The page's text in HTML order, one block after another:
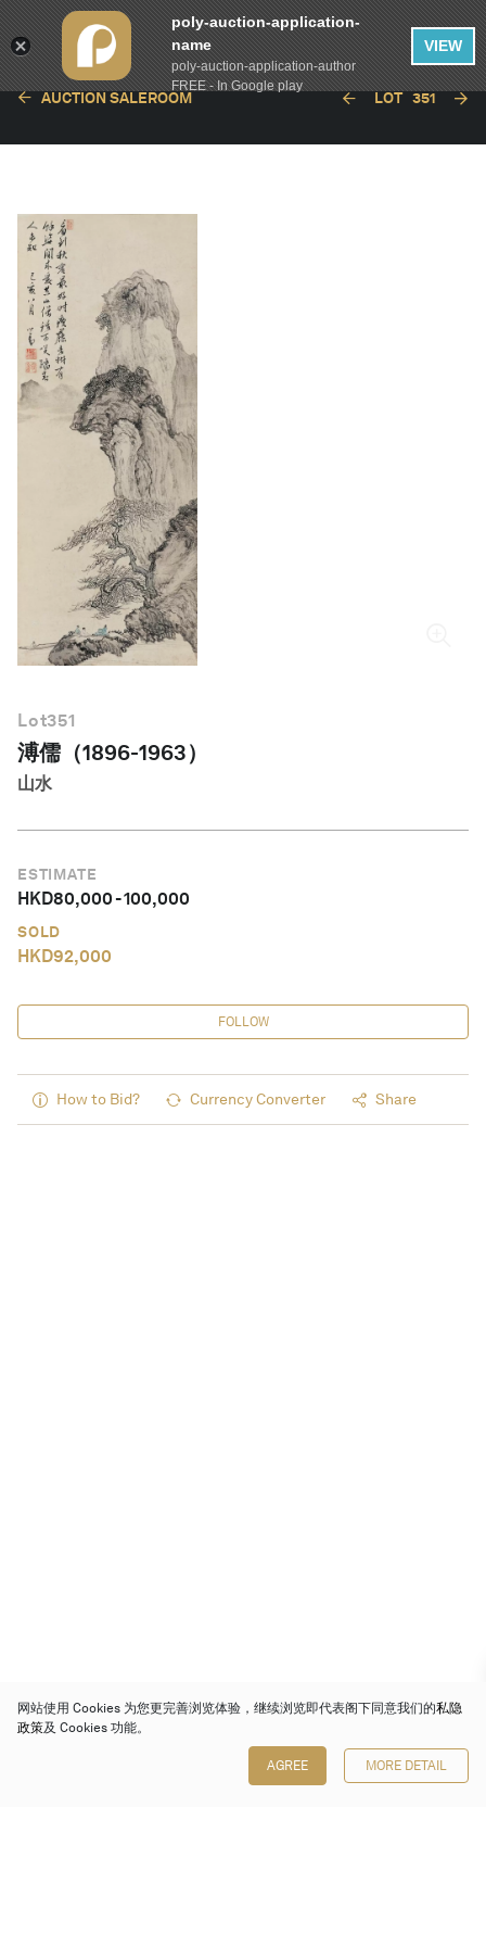
简体中文
AUCTION SALEROOM LOT 351
Lot351
溥儒（1896-1963）
山水
ESTIMATE
HKD80,000-100,000
SOLD
HKD92,000
FOLLOW
How to Bid? Currency Converter Share
网站使用 Cookies 为您更完善浏览体验，继续浏览即代表阁下同意我们的私隐
政策及 Cookies 功能。
AGREE MORE DETAIL
poly-auction-application-
name
poly-auction-application-author
FREE - In Google play
VIEW